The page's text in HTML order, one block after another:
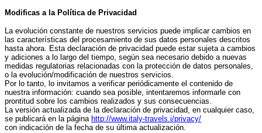
Modificas a la Política de Privacidad
La evolución constante de nuestros servicios puede implicar cambios en
las características del procesamiento de sus datos personales descritos
hasta ahora. Esta declaración de privacidad puede estar sujeta a cambios
y adiciones a lo largo del tiempo, según sea necesario debido a nuevas
medidas regulatorias relacionadas con la protección de datos personales,
o la evolución/modificación de nuestros servicios.
Por lo tanto, lo invitamos a verificar periódicamente el contenido de
nuestra información: cuando sea posible, intentaremos informarle con
prontitud sobre los cambios realizados y sus consecuencias.
La versión actualizada de la declaración de privacidad, en cualquier caso,
se publicará en la página http://www.italy-travels.i/privacy/
con indicación de la fecha de su última actualización.